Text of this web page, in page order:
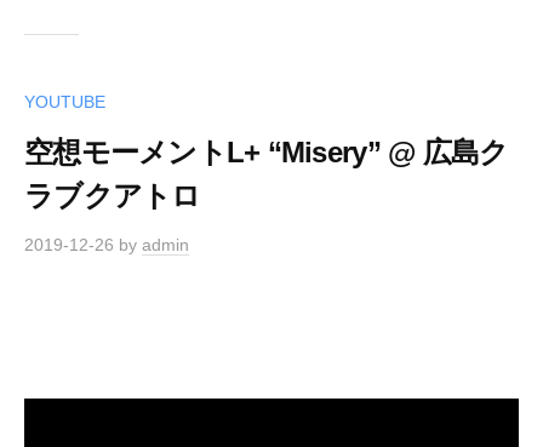
YOUTUBE
空想モーメントL+ “Misery” @ 広島ク
ラブクアトロ
2019-12-26 by admin